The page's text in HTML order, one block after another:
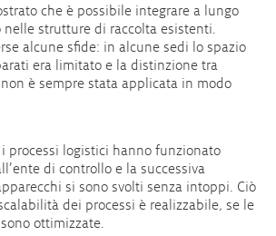
che è possibile integrare a lungo
strutture di raccolta esistenti.
alcune sfide: in alcune sedi lo spazio
era limitato e la distinzione tra
non è sempre stata applicata in modo
processi logistici hanno funzionato
di controllo e la successiva
si sono svolti senza intoppi. Ciò
dei processi è realizzabile, se le
ottimizzate.